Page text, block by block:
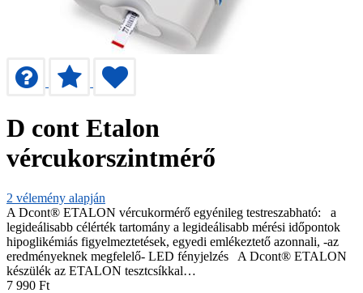
D cont Etalon
vércukorszintmérő
2 vélemény alapján
A Dcont® ETALON vércukormérő egyénileg testreszabható: a
legideálisabb célérték tartomány a legideálisabb mérési időpontok
hipoglikémiás figyelmeztetések, egyedi emlékeztető azonnali, -az
eredményeknek megfelelő- LED fényjelzés A Dcont® ETALON
készülék az ETALON tesztcsíkkal…
7 990 Ft